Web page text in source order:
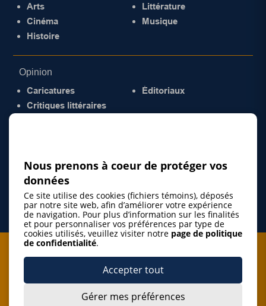
Arts
Cinéma
Histoire
Littérature
Musique
Opinion
Caricatures
Critiques littéraires
Éditoriaux
Je m'abonne à l'infolettre
J’accepte de m’abonner à l’infolettre de La Gazette de la
Nous prenons à coeur de protéger vos
données
Ce site utilise des cookies (fichiers témoins), déposés
par notre site web, afin d’améliorer votre expérience
de navigation. Pour plus d’information sur les finalités
et pour personnaliser vos préférences par type de
cookies utilisés, veuillez visiter notre page de politique
de confidentialité.
Accepter tout
Gérer mes préférences